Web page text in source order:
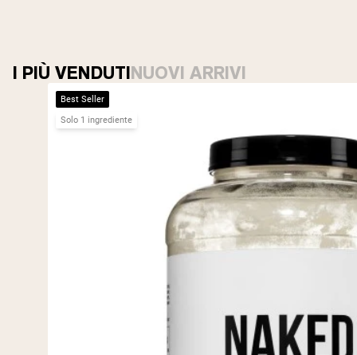
I PIÙ VENDUTINUOVI ARRIVI
Best Seller
Solo 1 ingrediente